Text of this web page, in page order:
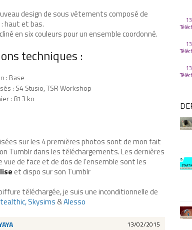
design de sous vêtements composé de
haut et bas.
en six couleurs pour un ensemble coordonné.
techniques :
: Base
: S4 Stusio, TSR Workshop
: 813 ko
sur les 4 premières photos sont de mon fait
Tumblr dans les téléchargements. Les dernières
vue de face et de dos de l'ensemble sont les
et dispo sur son Tumblr
téléchargée, je suis une inconditionnelle de
Skysims &Alesso
13/02/2015